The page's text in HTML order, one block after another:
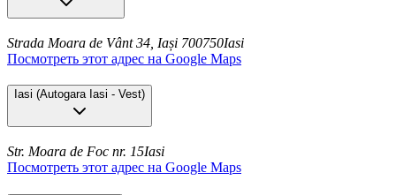
Strada Moara de Vânt 34, Iași 700750Iasi
Посмотреть этот адрес на Google Maps
Iasi (Autogara Iasi - Vest)
Str. Moara de Foc nr. 15Iasi
Посмотреть этот адрес на Google Maps